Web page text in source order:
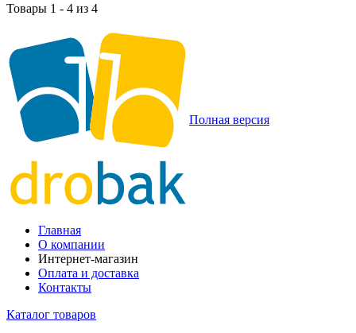
Товары 1 - 4 из 4
Полная версия
Главная
О компании
Интернет-магазин
Оплата и доставка
Контакты
Каталог товаров